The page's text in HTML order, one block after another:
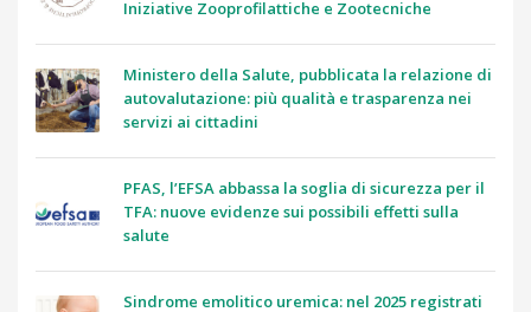
Iniziative Zooprofilattiche e Zootecniche
Ministero della Salute, pubblicata la relazione di
autovalutazione: più qualità e trasparenza nei
servizi ai cittadini
PFAS, l’EFSA abbassa la soglia di sicurezza per il
TFA: nuove evidenze sui possibili effetti sulla
salute
Sindrome emolitico uremica: nel 2025 registrati